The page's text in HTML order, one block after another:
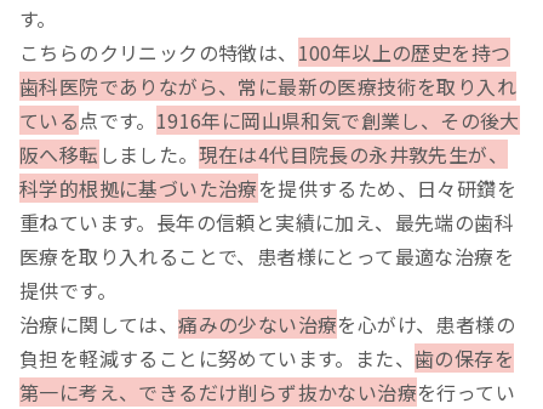
す。
こちらのクリニックの特徴は、 100年以上の歴史を持つ
歯科医院でありながら、常に最新の医療技術を取り入れ
ている点です。 1916年に岡山県和気で創業し、その後大
阪へ移転 しました。 現在は4代目院長の永井敦先生が、
科学的根拠に基づいた治療を提供するため、日々研鑽を
重ねています。長年の信頼と実績に加え、最先端の歯科
医療を取り入れることで、患者様にとって最適な治療を
提供です。
治療に関しては、痛みの少ない治療を心がけ、患者様の
負担を軽減することに努めています。また、 歯の保存を
第一に考え、できるだけ削らず抜かない治療を行ってい